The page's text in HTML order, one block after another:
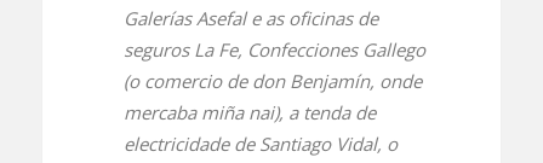
Galerías Asefal e as oficinas de
seguros La Fe, Confecciones Gallego
(o comercio de don Benjamín, onde
mercaba miña nai), a tenda de
electricidade de Santiago Vidal, o